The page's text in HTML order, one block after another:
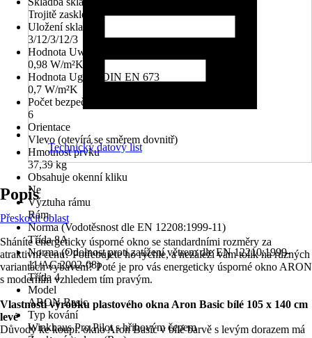
Trojitě zasklené
Uložení skla
3/12/3/12/3
Hodnota Uw dle DIN EN 10077
0,98 W/m²K
Hodnota Ug dle DIN EN 673
0,7 W/m²K
Počet bezpečnostních kotevních plechů
6
Orientace
Vlevo (otevírá se směrem dovnitř)
Hmotnost prvku
37,39 kg
Obsahuje okenní kliku
Ne
Výztuha rámu
Rám
Norma (Vodotěsnost dle EN 12208:1999-11)
Třída 8A
Norma (Odolnost proti zatížení větrem dle EN 12210:1999-
11/AC:2002-08)
Třída 4
Model
ARON Basic
Typ kování
Winkhaus Pro Pilot s hřibovým čepem
Technický datový list
Popis
Přeskočit oblast
Sháníte energeticky úsporné okno se standardními rozměry za
atraktivní cenu? Potřebujete ho rychle, a nezáleží vám tolik na různých
variantách vybavení? Poté je pro vás energeticky úsporné okno ARON
s moderním vzhledem tím pravým.
Vlastnosti výrobku plastového okna Aron Basic bílé 105 x 140 cm
levé
Důvody ke koupi: okno Aron Basic v bílé barvě s levým dorazem má